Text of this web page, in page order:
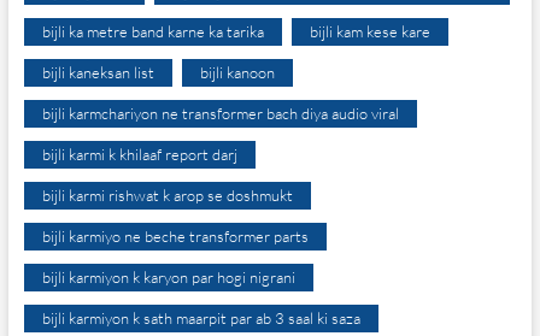
bijli ka metre band karne ka tarika bijli kam kese kare
bijli kaneksan list bijli kanoon
bijli karmchariyon ne transformer bach diya audio viral
bijli karmi k khilaaf report darj
bijli karmi rishwat k arop se doshmukt
bijli karmiyo ne beche transformer parts
bijli karmiyon k karyon par hogi nigrani
bijli karmiyon k sath maarpit par ab 3 saal ki saza